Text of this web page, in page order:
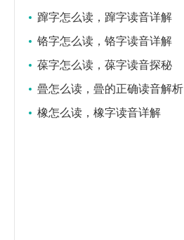
蹿字怎么读，蹿字读音详解
铬字怎么读，铬字读音详解
葆字怎么读，葆字读音探秘
曡怎么读，曡的正确读音解析
橡怎么读，橡字读音详解